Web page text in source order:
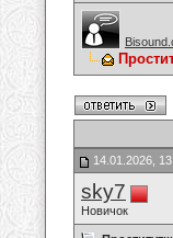
14.01.2026,
sky7
Новичок